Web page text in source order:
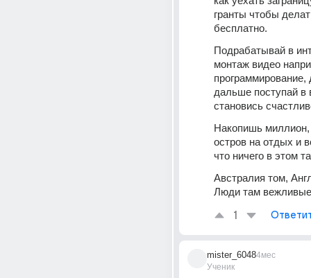
гранты чтобы
бесплатно.
Подрабатывай в
монтаж видео
программирование,
дальше поступай в
становись
Накопишь
остров на отдых и
что ничего в этом
Австралия том,
Люди там
1
mister_6048
Ученик
4мес